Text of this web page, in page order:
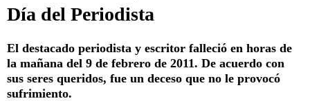
Día del Periodista
El destacado periodista y escritor falleció en horas de
la mañana del 9 de febrero de 2011. De acuerdo con
sus seres queridos, fue un deceso que no le provocó
sufrimiento.